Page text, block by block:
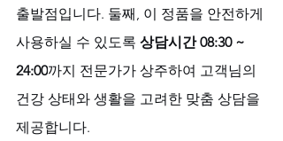
출발점입니다. 둘째, 이 정품을 안전하게
사용하실 수 있도록 상담시간 08:30 ~
24:00까지 전문가가 상주하여 고객님의
건강 상태와 생활을 고려한 맞춤 상담을
제공합니다.